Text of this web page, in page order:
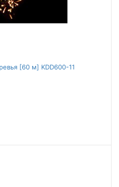
[60 м] KDD600-11